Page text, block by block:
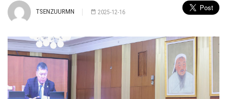
TSENZUURMN 2025-12-16